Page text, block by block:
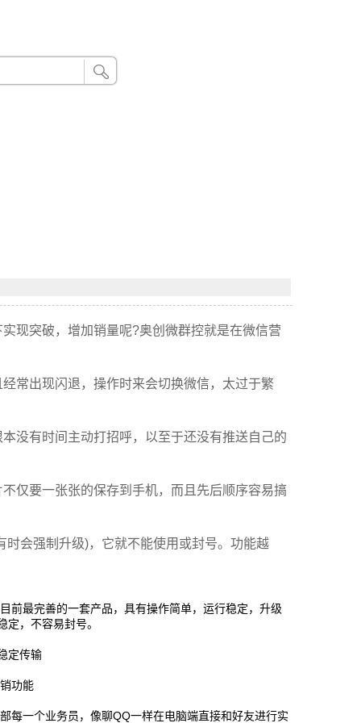
现突破，增加销量呢?奥创微群控就是在微信营
常出现闪退，操作时来会切换微信，太过于繁
没有时间主动打招呼，以至于还没有推送自己的
仅要一张张的保存到手机，而且先后顺序容易搞
会强制升级)，它就不能使用或封号。功能越
前最完善的一套产品，具有操作简单，运行稳定，升级
，不容易封号。
定传输
功能
每一个业务员，像聊QQ一样在电脑端直接和好友进行实